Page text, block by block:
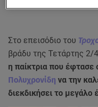
Στο επεισόδιο του
βράδυ της Τετάρτης 2/
η παίκτρια που έφτασε
Πολυχρονίδη να την
διεκδικήσει το μεγάλο